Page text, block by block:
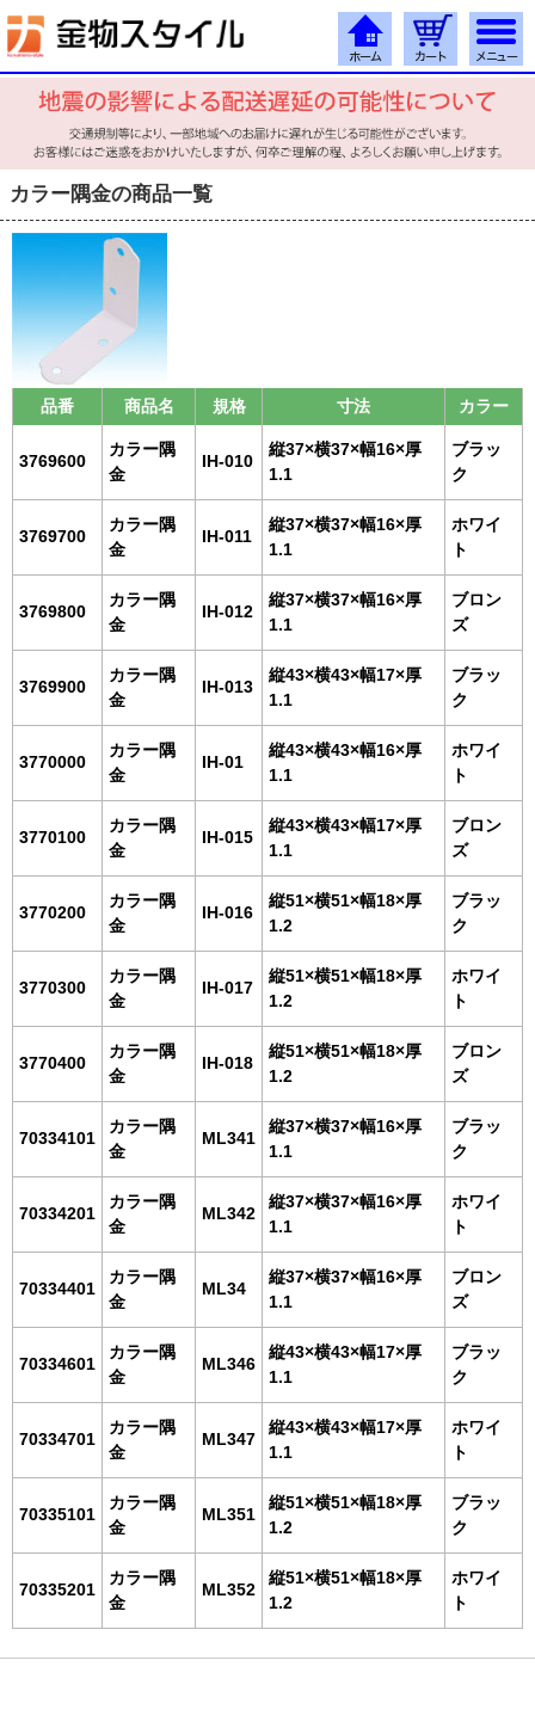
カラー隅金の商品一覧
品番 商品名 規格 寸法 カラー
3769600
カラー隅
金
IH-010
縦37×横37×幅16×厚
1.1
ブラッ
ク
3769700
カラー隅
金
IH-011
縦37×横37×幅16×厚
1.1
ホワイ
ト
3769800
カラー隅
金
IH-012
縦37×横37×幅16×厚
1.1
ブロン
ズ
3769900
カラー隅
金
IH-013
縦43×横43×幅17×厚
1.1
ブラッ
ク
3770000
カラー隅
金
IH-01
縦43×横43×幅16×厚
1.1
ホワイ
ト
3770100
カラー隅
金
IH-015
縦43×横43×幅17×厚
1.1
ブロン
ズ
3770200
カラー隅
金
IH-016
縦51×横51×幅18×厚
1.2
ブラッ
ク
3770300
カラー隅
金
IH-017
縦51×横51×幅18×厚
1.2
ホワイ
ト
3770400
カラー隅
金
IH-018
縦51×横51×幅18×厚
1.2
ブロン
ズ
70334101
カラー隅
金
ML341
縦37×横37×幅16×厚
1.1
ブラッ
ク
70334201
カラー隅
金
ML342
縦37×横37×幅16×厚
1.1
ホワイ
ト
70334401
カラー隅
金
ML34
縦37×横37×幅16×厚
1.1
ブロン
ズ
70334601
カラー隅
金
ML346
縦43×横43×幅17×厚
1.1
ブラッ
ク
70334701
カラー隅
金
ML347
縦43×横43×幅17×厚
1.1
ホワイ
ト
70335101
カラー隅
金
ML351
縦51×横51×幅18×厚
1.2
ブラッ
ク
70335201
カラー隅
金
ML352
縦51×横51×幅18×厚
1.2
ホワイ
ト